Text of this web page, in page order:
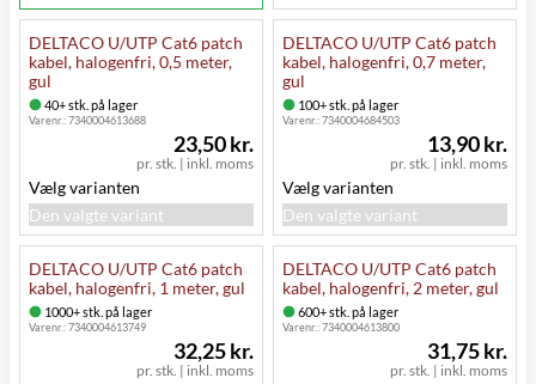
DELTACO U/UTP Cat6 patch
kabel, halogenfri, 0,5 meter,
gul
40+ stk. på lager
Varenr.:7340004613688
pr. stk. | inkl. moms
23,50 kr.
Vælg varianten
Den valgte variant
DELTACO U/UTP Cat6 patch
kabel, halogenfri, 0,7 meter,
gul
100+ stk. på lager
Varenr.:7340004684503
pr. stk. | inkl. moms
13,90 kr.
Vælg varianten
Den valgte variant
DELTACO U/UTP Cat6 patch
kabel, halogenfri, 1 meter, gul
1000+ stk. på lager
Varenr.:7340004613749
pr. stk. | inkl. moms
32,25 kr.
DELTACO U/UTP Cat6 patch
kabel, halogenfri, 2 meter, gul
600+ stk. på lager
Varenr.:7340004613800
pr. stk. | inkl. moms
31,75 kr.